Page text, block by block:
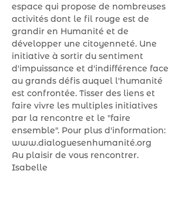
espace qui propose de nombreuses
activités dont le fil rouge est de
grandir en Humanité et de
développer une citoyenneté. Une
initiative à sortir du sentiment
d'impuissance et d'indifférence face
au grands défis auquel l'humanité
est confrontée. Tisser des liens et
faire vivre les multiples initiatives
par la rencontre et le "faire
ensemble". Pour plus d'information:
www.dialoguesenhumanité.org
Au plaisir de vous rencontrer.
Isabelle